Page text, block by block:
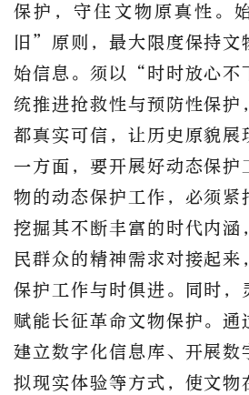
保护，守住文物原真性。
旧”原则，最大限度保持文
始信息。须以“时时放心
统推进抢救性与预防性保护
都真实可信，让历史原貌展
一方面，要开展好动态保护
物的动态保护工作，必须紧
挖掘其不断丰富的时代内涵
民群众的精神需求对接起来
保护工作与时俱进。同时，
赋能长征革命文物保护。通
建立数字化信息库、开展数
拟现实体验等方式，使文物